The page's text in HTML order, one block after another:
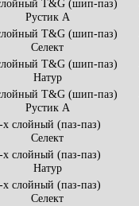
T&G (шип-паз)
Рустик А
T&G (шип-паз)
Селект
T&G (шип-паз)
Натур
T&G (шип-паз)
Рустик А
х слойный (паз-паз)
Селект
х слойный (паз-паз)
Натур
х слойный (паз-паз)
Селект